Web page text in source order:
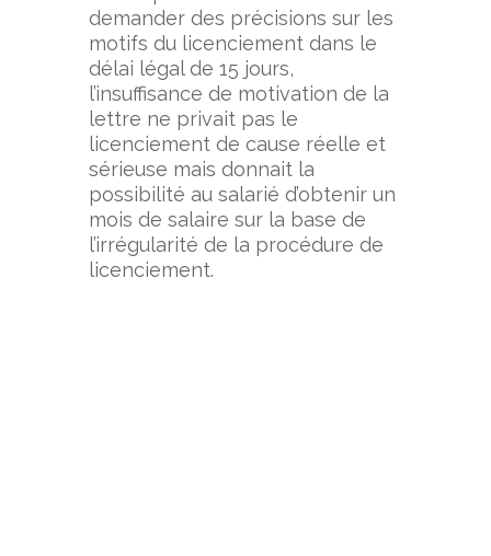
demander des précisions sur les
motifs du licenciement dans le
délai légal de 15 jours,
l’insuffisance de motivation de la
lettre ne privait pas le
licenciement de cause réelle et
sérieuse mais donnait la
possibilité au salarié d’obtenir un
mois de salaire sur la base de
l’irrégularité de la procédure de
licenciement.